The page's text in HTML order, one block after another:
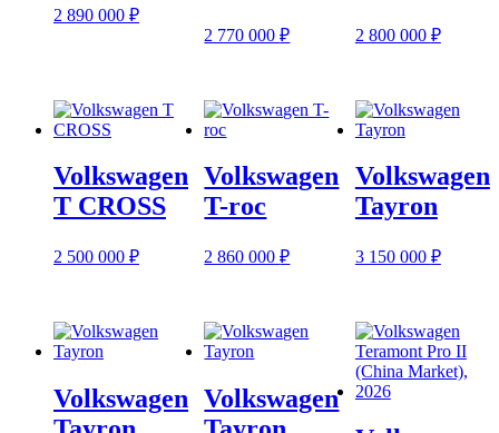
2 890 000 ₽
2 770 000₽ 2 800 000 ₽
Volkswagen
T CROSS
2 500 000 ₽
Volkswagen
T-roc
2 860 000₽
Volkswagen
Tayron
3 150 000 ₽
Volkswagen Volkswagen